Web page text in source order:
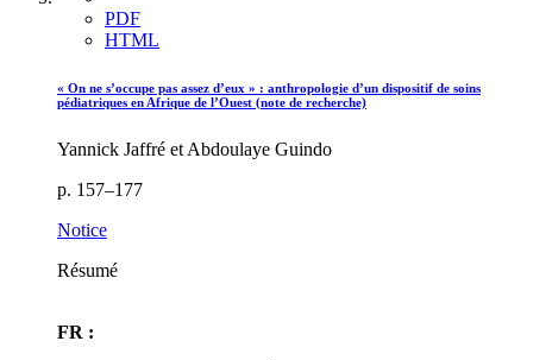
PDF
HTML
« On ne s’occupe pas assez d’eux » : anthropologie d’un dispositif de soins
pédiatriques en Afrique de l’Ouest (note de recherche)
Yannick Jaffré et Abdoulaye Guindo
p. 157–177
Notice
Résumé
FR :